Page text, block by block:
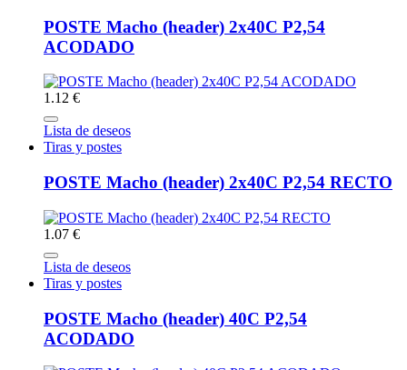
POSTE Macho (header) 2x40C P2,54
ACODADO
1.12 €
Lista de deseos
Tiras y postes
POSTE Macho (header) 2x40C P2,54 RECTO
1.07 €
Lista de deseos
Tiras y postes
POSTE Macho (header) 40C P2,54
ACODADO